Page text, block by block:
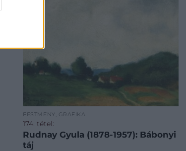
FESTMÉNY, GRAFIKA
174. tétel:
Rudnay Gyula (1878-1957): Bábonyi
táj